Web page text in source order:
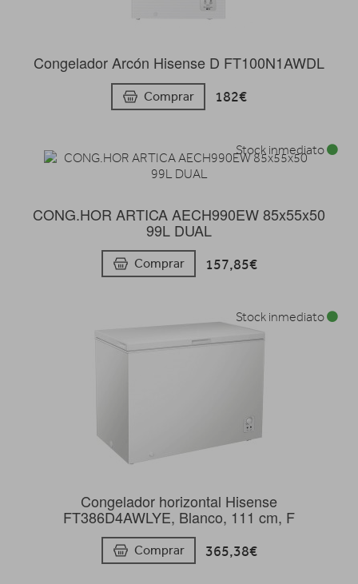
Congelador Arcón Hisense D FT100N1AWDL
Comprar 182€
CONG.HOR ARTICA AECH990EW 85x55x50
99L DUAL
Comprar 157,85€
Stock inmediato
Congelador horizontal Hisense
FT386D4AWLYE, Blanco, 111 cm, F
Comprar 365,38€
Stock inmediato